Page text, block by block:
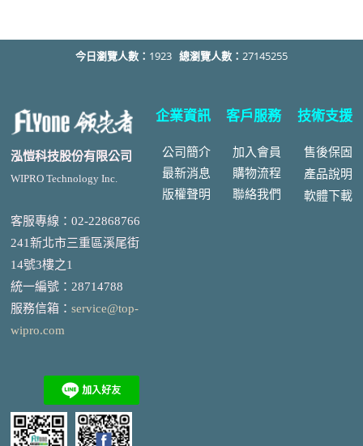
今日瀏覽人數： 1923 總瀏覽人數： 27145255
泓愷科技股份有限公司
WIPRO Technology Inc.
客服專線：02-22868766
241新北市三重區溪尾街
14號3樓之1
統一編號 ： 28714788
服務信箱： service@top-
wipro.com
企業資訊
公司簡介
最新消息
版權聲明
客戶服務
加入會員
購物流程
聯絡我們
技術支援
售後保固
產品說明
軟體下載